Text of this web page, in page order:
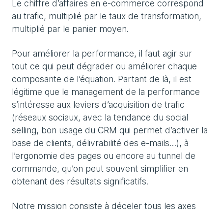
Le chiffre d’affaires en e-commerce correspond
au trafic, multiplié par le taux de transformation,
multiplié par le panier moyen.
Pour améliorer la performance, il faut agir sur
tout ce qui peut dégrader ou améliorer chaque
composante de l’équation. Partant de là, il est
légitime que le management de la performance
s’intéresse aux leviers d’acquisition de trafic
(réseaux sociaux, avec la tendance du social
selling, bon usage du CRM qui permet d’activer la
base de clients, délivrabilité des e-mails…), à
l’ergonomie des pages ou encore au tunnel de
commande, qu’on peut souvent simplifier en
obtenant des résultats significatifs.
Notre mission consiste à déceler tous les axes